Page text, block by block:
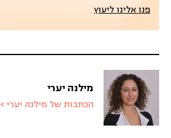
פנו אלינו ליעוץ
מילנה יערי
הכתבות של מילנה יערי >